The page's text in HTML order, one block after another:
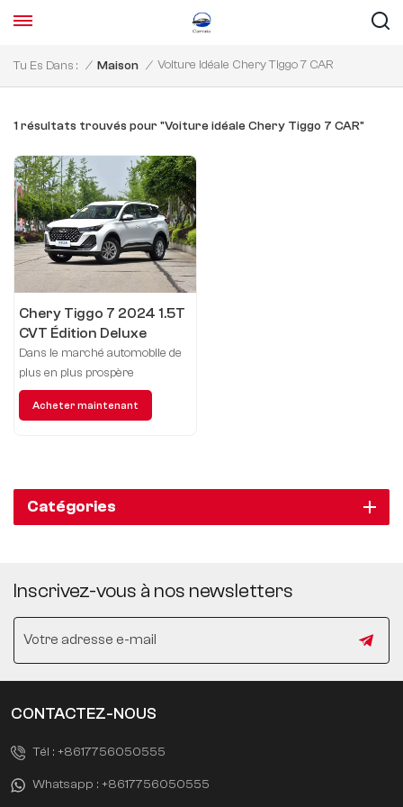
Tu Es Dans : / Maison / Voiture Idéale Chery Tiggo 7 CAR
1 résultats trouvés pour "Voiture idéale Chery Tiggo 7 CAR"
Chery Tiggo 7 2024 1.5T
CVT Édition Deluxe
Dans le marché automobile de
plus en plus prospère
d'aujourd'hui, un modèle de SUV
à la fois tendance et performant
Acheter maintenant
Catégories
Inscrivez-vous à nos newsletters
CONTACTEZ-NOUS
Tél : +8617756050555
Whatsapp : +8617756050555